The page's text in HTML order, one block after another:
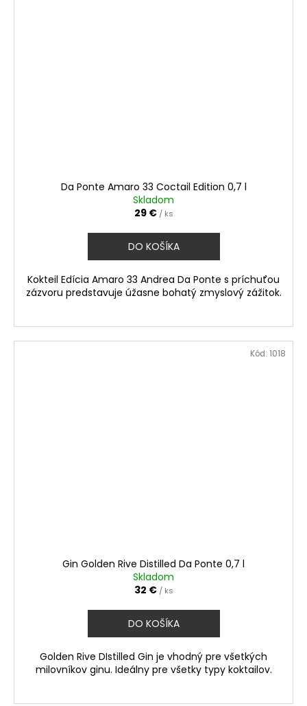
Da Ponte Amaro 33 Coctail Edition 0,7 l
Skladom
29 € / ks
DO KOŠÍKA
Kokteil Edícia Amaro 33 Andrea Da Ponte s príchuťou
zázvoru predstavuje úžasne bohatý zmyslový zážitok.
Gin Golden Rive Distilled Da Ponte 0,7 l
Skladom
32 € / ks
DO KOŠÍKA
Golden Rive DIstilled Gin je vhodný pre všetkých
milovníkov ginu. Ideálny pre všetky typy koktailov.
Kód: 1018